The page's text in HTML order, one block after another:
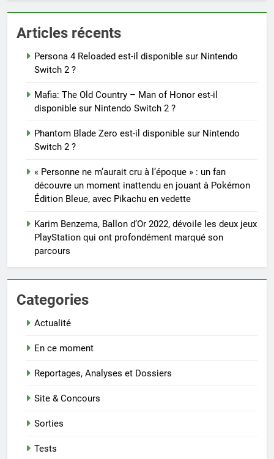
Articles récents
Persona 4 Reloaded est-il disponible sur Nintendo
Switch 2 ?
Mafia: The Old Country – Man of Honor est-il
disponible sur Nintendo Switch 2 ?
Phantom Blade Zero est-il disponible sur Nintendo
Switch 2 ?
« Personne ne m’aurait cru à l’époque » : un fan
découvre un moment inattendu en jouant à Pokémon
Édition Bleue, avec Pikachu en vedette
Karim Benzema, Ballon d’Or 2022, dévoile les deux jeux
PlayStation qui ont profondément marqué son
parcours
Categories
Actualité
En ce moment
Reportages, Analyses et Dossiers
Site & Concours
Sorties
Tests